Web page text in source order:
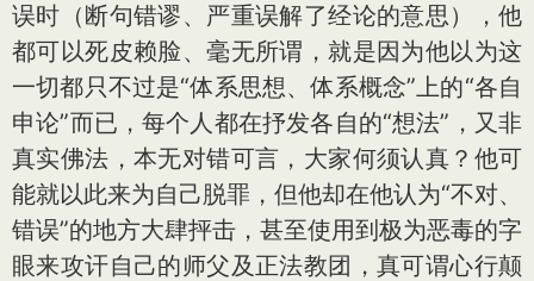
误时（断句错谬、严重误解了经论的意思），他
都可以死皮赖脸、毫无所谓，就是因为他以为这
一切都只不过是“体系思想、体系概念”上的“各自
申论”而已，每个人都在抒发各自的“想法”，又非
真实佛法，本无对错可言，大家何须认真？他可
能就以此来为自己脱罪，但他却在他认为“不对、
错误”的地方大肆抨击，甚至使用到极为恶毒的字
眼来攻讦自己的师父及正法教团，真可谓心行颠